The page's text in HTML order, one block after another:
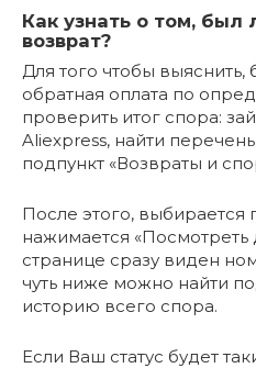
Как узнать о том, был
возврат?
Для того чтобы
обратная оплата по
проверить итог спора:
Aliexpress, найти
подпункт «Возвраты и
После этого, выбирается
нажимается
странице сразу виден
чуть ниже можно найти
историю всего спора.
Если Ваш статус будет